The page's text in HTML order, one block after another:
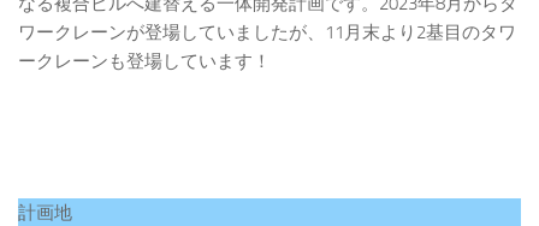
ワークレーンが登場していましたが、11月末より2基目のタワ
ークレーンも登場しています！
計画地